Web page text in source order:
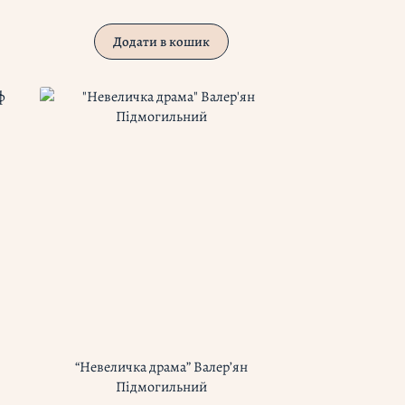
Додати в кошик
“Невеличка драма” Валер’ян
Підмогильний